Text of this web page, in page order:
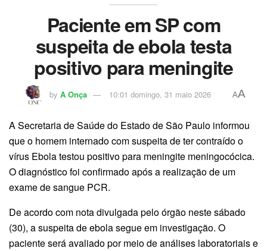
Paciente em SP com
suspeita de ebola testa
positivo para meningite
by A Onça 10:01 domingo, 31 maio 2026 AA
A Secretaria de Saúde do Estado de São Paulo informou
que o homem internado com suspeita de ter contraído o
vírus Ebola testou positivo para meningite meningocócica.
O diagnóstico foi confirmado após a realização de um
exame de sangue PCR.
De acordo com nota divulgada pelo órgão neste sábado
(30), a suspeita de ebola segue em investigação. O
paciente será avaliado por meio de análises laboratoriais e